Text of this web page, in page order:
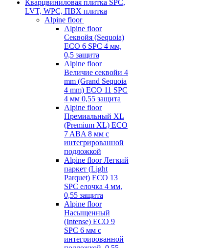
Кварцвиниловая плитка SPC,
LVT, WPC, ПВХ плитка
Alpine floor
Alpine floor
Секвойя (Sequoia)
ECO 6 SPC 4 мм,
0,5 защита
Alpine floor
Величие секвойи 4
mm (Grand Sequoia
4 mm) ECO 11 SPC
4 мм 0,55 защита
Alpine floor
Премиальный XL
(Premium XL) ECO
7 ABA 8 мм с
интегрированной
подложкой
Alpine floor Легкий
паркет (Light
Parquet) ECO 13
SPC елочка 4 мм,
0,55 защита
Alpine floor
Насыщенный
(Intense) ECO 9
SPC 6 мм с
интегрированной